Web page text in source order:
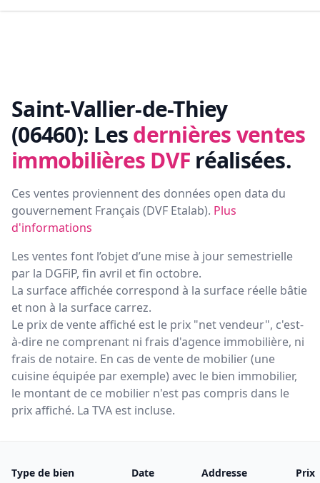
Saint-Vallier-de-Thiey
(06460): Lesdernières ventes
immobilières DVF réalisées.
Ces ventes proviennent des données open data du
gouvernement Français (DVF Etalab). Plus
d'informations
Les ventes font l’objet d’une mise à jour semestrielle
par la DGFiP, fin avril et fin octobre.
La surface affichée correspond à la surface réelle bâtie
et non à la surface carrez.
Le prix de vente affiché est le prix "net vendeur", c'est-
à-dire ne comprenant ni frais d'agence immobilière, ni
frais de notaire. En cas de vente de mobilier (une
cuisine équipée par exemple) avec le bien immobilier,
le montant de ce mobilier n'est pas compris dans le
prix affiché. La TVA est incluse.
Type de bien Date Addresse Prix